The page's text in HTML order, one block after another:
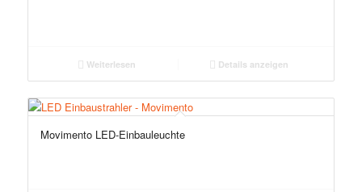
Weiterlesen Details anzeigen
Movimento LED-Einbauleuchte